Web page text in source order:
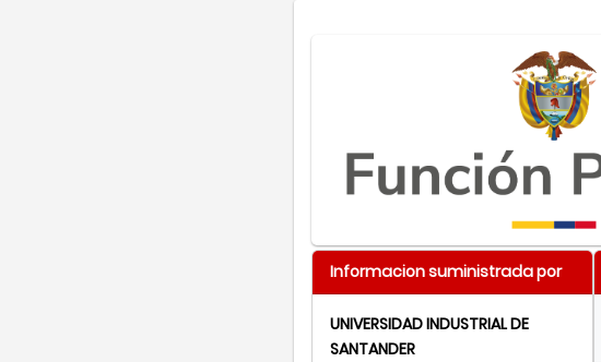
Informacion suministrada por
UNIVERSIDAD INDUSTRIAL DE
SANTANDER